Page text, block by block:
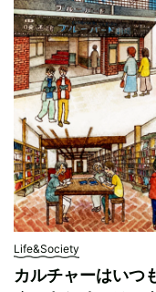
Life&Society
カルチャーはいつ